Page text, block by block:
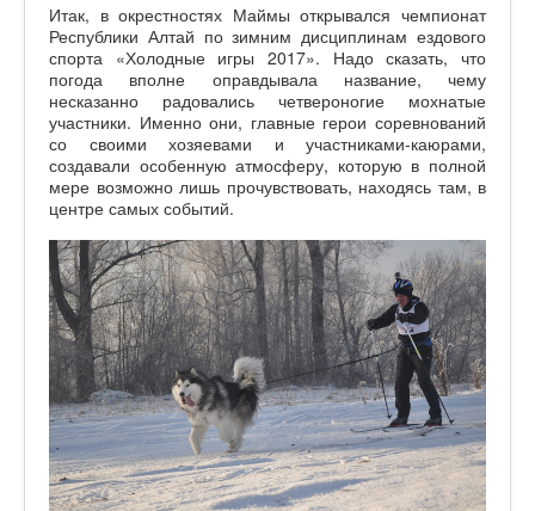
Итак, в окрестностях Маймы открывался чемпионат
Республики Алтай по зимним дисциплинам ездового
спорта «Холодные игры 2017». Надо сказать, что
погода вполне оправдывала название, чему
несказанно радовались четвероногие мохнатые
участники. Именно они, главные герои соревнований
со своими хозяевами и участниками-каюрами,
создавали особенную атмосферу, которую в полной
мере возможно лишь прочувствовать, находясь там, в
центре самых событий.